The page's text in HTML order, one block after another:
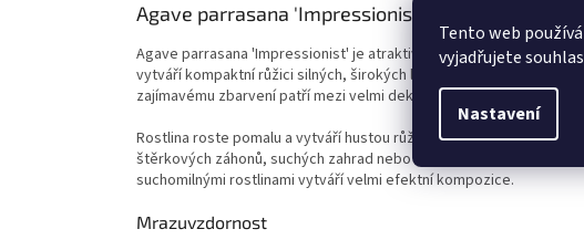
Tento web
vyjadřujete
Nastavení
Agave parrasana 'Impressionist'
Agave parrasana 'Impressionist' je atraktivní kultivar agáve
vytváří kompaktní růžici silných, širokých listů s výraznou kresbou
zajímavému zbarvení patří mezi velmi dekorativní agáve vhodné
Rostlina roste pomalu a vytváří hustou růžici, která si dlouhodobě
štěrkových záhonů, suchých zahrad nebo do nádob na terasách a
suchomilnými rostlinami vytváří velmi efektní kompozice.
Mrazuvzdornost